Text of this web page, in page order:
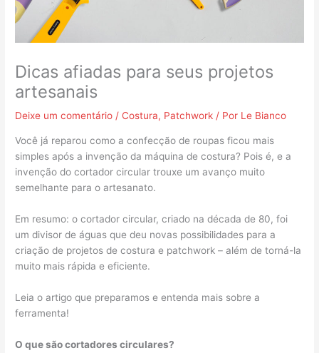
Dicas afiadas para seus projetos
artesanais
Deixe um comentário / Costura, Patchwork / Por Le Bianco
Você já reparou como a confecção de roupas ficou mais
simples após a invenção da máquina de costura? Pois é, e a
invenção do cortador circular trouxe um avanço muito
semelhante para o artesanato.
Em resumo: o cortador circular, criado na década de 80, foi
um divisor de águas que deu novas possibilidades para a
criação de projetos de costura e patchwork – além de torná-la
muito mais rápida e eficiente.
Leia o artigo que preparamos e entenda mais sobre a
ferramenta!
O que são cortadores circulares?